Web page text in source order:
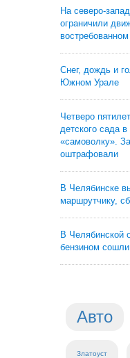
На северо-
ограничили
Снег, дождь и
Южном Урале
Четверо
детского сада
«самоволку».
оштрафовали
В Челябинске
маршрутчику,
В Челябинской
бензином
Авто
Златоуст